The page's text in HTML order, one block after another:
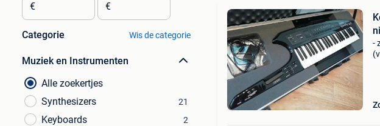
€ €
Categorie Wis de categorie
Muziek en Instrumenten
Alle zoekertjes
Synthesizers
21
Keyboards 2
-